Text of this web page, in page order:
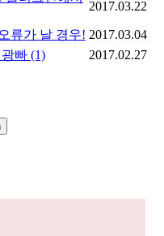
2017.03.22
류가 날 경우! 2017.03.04
광빠 (1) 2017.02.27